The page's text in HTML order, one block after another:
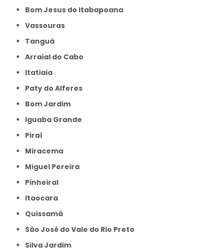
Bom Jesus do Itabapoana
Vassouras
Tanguá
Arraial do Cabo
Itatiaia
Paty do Alferes
Bom Jardim
Iguaba Grande
Piraí
Miracema
Miguel Pereira
Pinheiral
Itaocara
Quissamã
São José do Vale do Rio Preto
Silva Jardim